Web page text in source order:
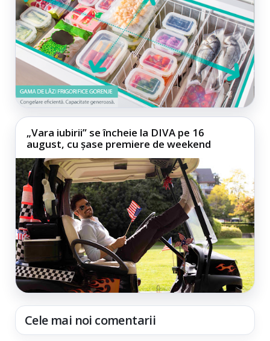
„Vara iubirii” se încheie la DIVA pe 16
august, cu șase premiere de weekend
Cele mai noi comentarii